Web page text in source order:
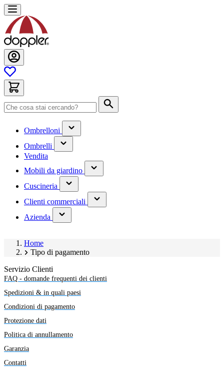
Salta
al
contenuto
Ombrelloni
(contiene
un
sottomenu)
Ombrelli
(contiene
un
Vendita
Mobili da giardino
(contiene
un
Cuscineria
(contiene
un
sottomenu)
Clienti commerciali
(has
submenu)
Azienda
(has
submenu)
Home
Tipo di pagamento
Servizio Clienti
FAQ - domande frequenti dei clienti
Spedizioni & in quali paesi
Condizioni di pagamento
Protezione dati
Politica di annullamento
Garanzia
Contatti